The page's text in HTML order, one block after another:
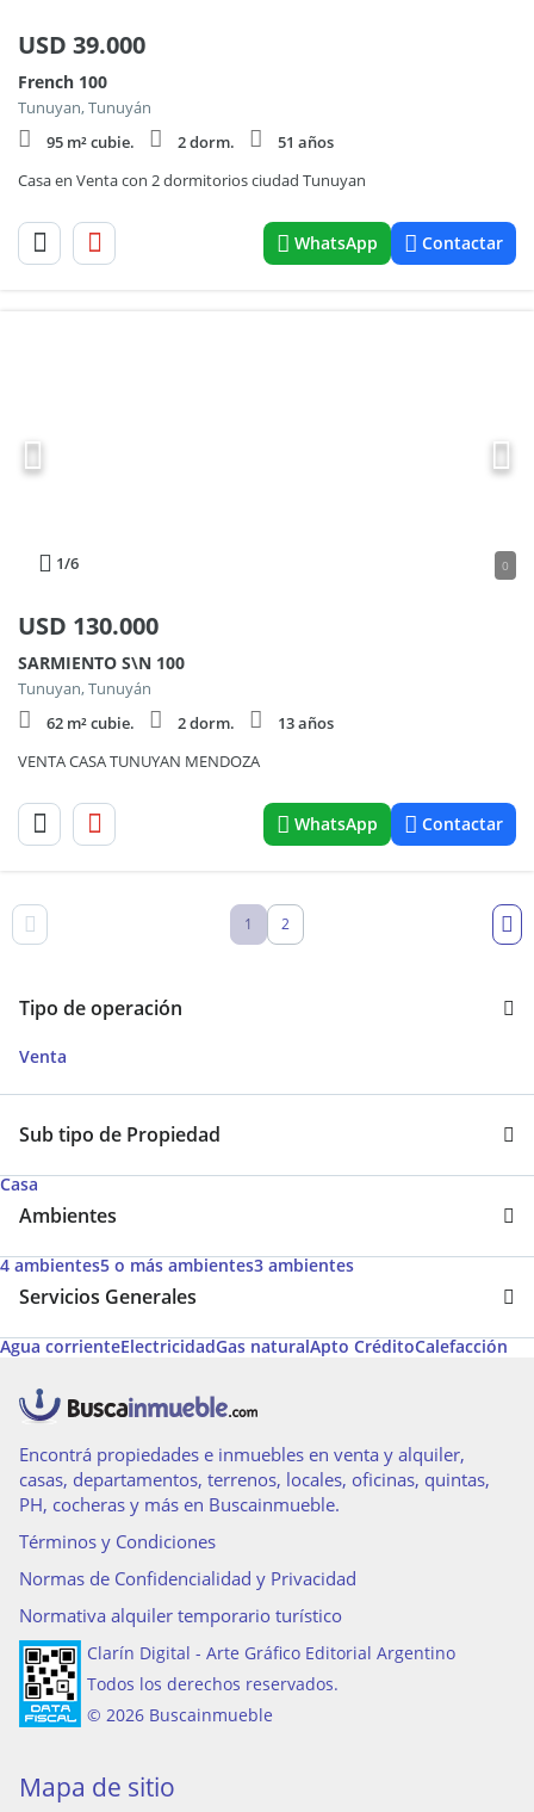
USD 39.000
French 100
Tunuyan, Tunuyán
95 m² cubie.
2 dorm.
51 años
Casa en Venta con 2 dormitorios ciudad Tunuyan
WhatsApp Contactar
1/6 0
USD 130.000
SARMIENTO S\N 100
Tunuyan, Tunuyán
62 m² cubie.
2 dorm.
13 años
VENTA CASA TUNUYAN MENDOZA
WhatsApp Contactar
1 2
Tipo de operación
Venta
Sub tipo de Propiedad
Casa
Ambientes
4 ambientes5 o más ambientes3 ambientes
Servicios Generales
Agua corrienteElectricidadGas naturalApto CréditoCalefacción
Encontrá propiedades e inmuebles en venta y alquiler,
casas, departamentos, terrenos, locales, oficinas, quintas,
PH, cocheras y más en Buscainmueble.
Términos y Condiciones
Normas de Confidencialidad y Privacidad
Normativa alquiler temporario turístico
Clarín Digital - Arte Gráfico Editorial Argentino
Todos los derechos reservados.
© 2026 Buscainmueble
Mapa de sitio